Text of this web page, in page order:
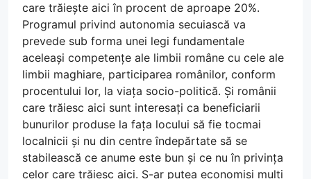
care trăiește aici în procent de aproape 20%.
Programul privind autonomia secuiască va
prevede sub forma unei legi fundamentale
aceleași competențe ale limbii române cu cele ale
limbii maghiare, participarea românilor, conform
procentului lor, la viața socio-politică. Și românii
care trăiesc aici sunt interesați ca beneficiarii
bunurilor produse la fața locului să fie tocmai
localnicii și nu din centre îndepărtate să se
stabilească ce anume este bun și ce nu în privința
celor care trăiesc aici. S-ar putea economisi mulți